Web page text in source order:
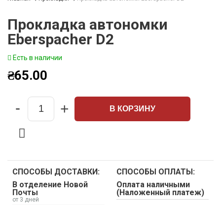
Прокладка автономки
Eberspacher D2
Есть в наличии
₴65.00
Quantity
- + В КОРЗИНУ
СПОСОБЫ ДОСТАВКИ:
В отделение Новой
Почты
от 3 дней
СПОСОБЫ ОПЛАТЫ:
Оплата наличными
(Наложенный платеж)